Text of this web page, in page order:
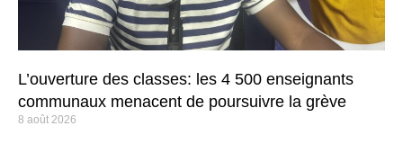
L’ouverture des classes: les 4 500 enseignants
communaux menacent de poursuivre la grève
8 août 2026